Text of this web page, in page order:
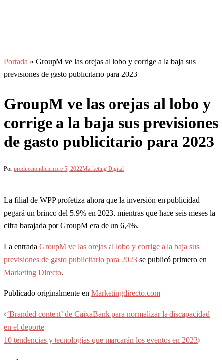
Portada » GroupM ve las orejas al lobo y corrige a la baja sus
previsiones de gasto publicitario para 2023
GroupM ve las orejas al lobo y
corrige a la baja sus previsiones
de gasto publicitario para 2023
Por producciondiciembre 5, 2022Marketing Digital
La filial de WPP profetiza ahora que la inversión en publicidad
pegará un brinco del 5,9% en 2023, mientras que hace seis meses la
cifra barajada por GroupM era de un 6,4%.
La entrada GroupM ve las orejas al lobo y corrige a la baja sus
previsiones de gasto publicitario para 2023 se publicó primero en
Marketing Directo.
Publicado originalmente en Marketingdirecto.com
Navegación
de
entradas
‘Branded content’ de CaixaBank para normalizar la discapacidad
en el deporte
10 tendencias y tecnologías que marcarán los eventos en 2023